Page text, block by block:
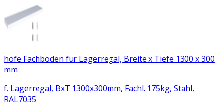
hofe Fachboden für Lagerregal, Breite x Tiefe 1300 x 300
mm
f. Lagerregal, BxT 1300x300mm, Fachl. 175kg, Stahl,
RAL7035